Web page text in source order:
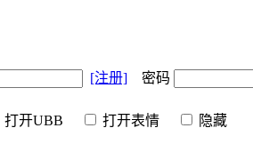
[注册] 密码
打开UBB 打开表情 隐